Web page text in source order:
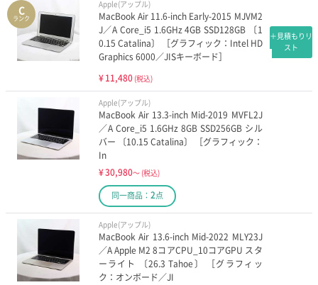
C
ランク
Apple(アップル)
MacBook Air 11.6-inch Early-2015 MJVM2
J／A Core_i5 1.6GHz 4GB SSD128GB 〔1
0.15 Catalina〕 ［グラフィック：Intel HD
Graphics 6000／JISキーボード］
¥11,480 (税込)
＋見積もりリ
スト
Apple(アップル)
MacBook Air 13.3-inch Mid-2019 MVFL2J
／A Core_i5 1.6GHz 8GB SSD256GB シル
バー 〔10.15 Catalina〕 ［グラフィック：
In
¥30,980～ (税込)
同一商品： 2点
Apple(アップル)
MacBook Air 13.6-inch Mid-2022 MLY23J
／A Apple M2 8コアCPU_10コアGPU スタ
ーライト 〔26.3 Tahoe〕 ［グラフィッ
ク：オンボード／JI